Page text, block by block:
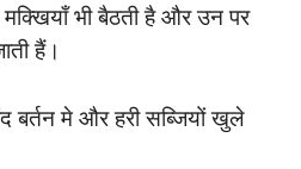
मक्खियाँ भी बैठती है और उन पर
हैं।
बर्तन मे और हरी सब्जियों खुले